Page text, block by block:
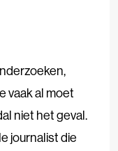
vaak al moet
niet het geval.
journalist die